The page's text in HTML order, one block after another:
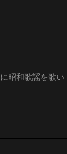
昭和歌謡を歌い